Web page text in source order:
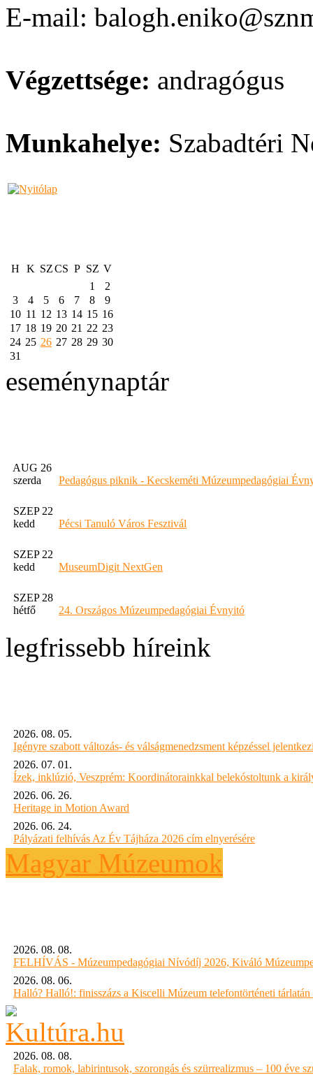
E-mail:
Végzettsége: andragógus
Munkahelye: Szabadtéri
H K SZCS P SZ V
1
2
3
4 5 6 7 8
9
10 11 12 13 14 15 16
17 18 19 20 21 22 23
24 25 26 27 28 29 30
31
eseménynaptár
AUG 26
szerda
Pedagógus piknik - Kecskeméti Múzeumpedagógiai
SZEP 22
kedd
Pécsi Tanuló Város Fesztivál
SZEP 22
kedd
MuseumDigit NextGen
SZEP 28
hétfő
24. Országos Múzeumpedagógiai Évnyitó
legfrissebb híreink
2026. 08. 05.
Igényre szabott változás- és válságmenedzsment képzéssel
2026. 07. 01.
Ízek, inklúzió, Veszprém: Koordinátorainkkal belekóstoltunk a
2026. 06. 26.
Heritage in Motion Award
2026. 06. 24.
Pályázati felhívás Az Év Tájháza 2026 cím elnyerésére
Magyar Múzeumok
2026. 08. 08.
FELHÍVÁS - Múzeumpedagógiai Nívódíj 2026, Kiváló
2026. 08. 06.
Halló? Halló!: finisszázs a Kiscelli Múzeum telefontörténeti tárlatán
2026. 08. 08.
Falak, romok, labirintusok, szorongás és szürrealizmus – 100 éve